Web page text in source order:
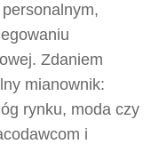
Zdaniem
mianownik:
rynku, moda czy
i